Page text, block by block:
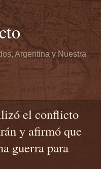
Argentina y Nuestra
el conflicto
y afirmó que
guerra para